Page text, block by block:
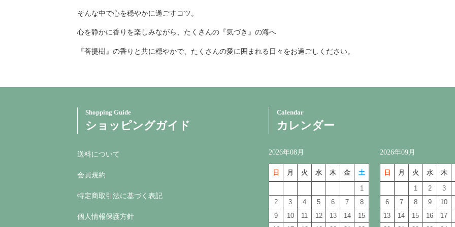
そんな中で心を穏やかに過ごすコツ。
心を静かに香りを楽しみながら、たくさんの『気づき』の海へ
『菩提樹』の香りと共に穏やかで、たくさんの愛に囲まれる日々をお過ごしください。
Shopping Guide
ショッピングガイド
送料について
会員規約
特定商取引法に基づく表記
個人情報保護方針
Calendar
カレンダー
2026年08月
日 月 火 水 木 金 土
1
2
3 4 5 6 7
8
9
10 11 12 13 14
15
2026年09月
日 月 火 水 木
1 2 3
6
7 8 9 10
13
14 15 16 17